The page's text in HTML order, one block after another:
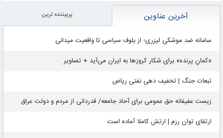
آخرین عناوین پربيننده ترين
سامانه ضد موشکی لیزری؛ از بلوف سیاسی تا واقعیت میدانی
«کمانِ پرنده» برای شکار کروزها به ایران می‌آید + تصاویر
تبعات جنگ | تخفیف دهی نفتی ریاض
زیست عفیفانه حق عمومی برای آحاد جامعه/ قدردانی از مردم و دولت عراق
ارتقای توان رزم | ارتش کاملا آماده است